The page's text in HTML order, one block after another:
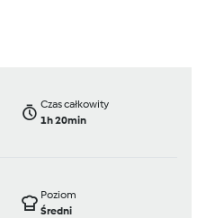
Czas całkowity
1h 20min
Poziom
Średni